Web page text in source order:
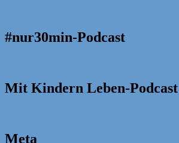
#nur30min-Podcast
Mit Kindern Leben-Podcast
Meta